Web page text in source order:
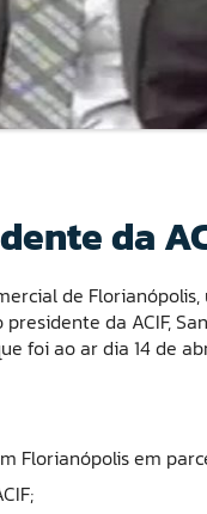
da
de
da ACIF,
foi ao ar dia 14 de
Florianópolis em